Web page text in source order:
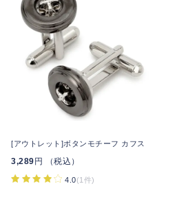
[アウトレット]ボタンモチーフ カフス
3,289円 （税込）
4.0(1件)